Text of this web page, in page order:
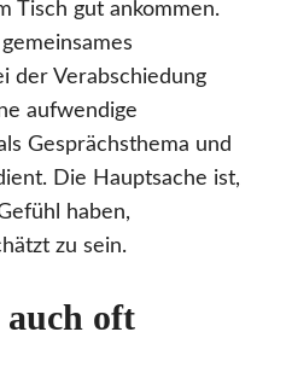
Tisch gut ankommen.
der Verabschiedung
aufwendige
Gesprächsthema und
Die Hauptsache ist,
haben,
zu sein.
oft